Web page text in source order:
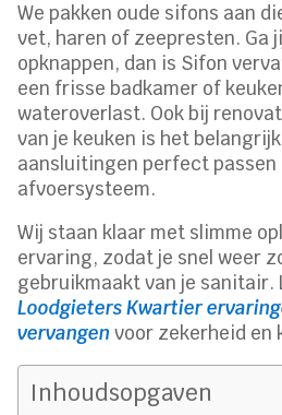
We pakken oude sifons aan
vet, haren of zeepresten. Ga
opknappen, dan is Sifon
een frisse badkamer of
wateroverlast. Ook bij
van je keuken is het
aansluitingen perfect passen
afvoersysteem.
Wij staan klaar met slimme
ervaring, zodat je snel weer
gebruikmaakt van je sanitair.
Loodgieters Kwartier
vervangen voor zekerheid en
Inhoudsopgaven